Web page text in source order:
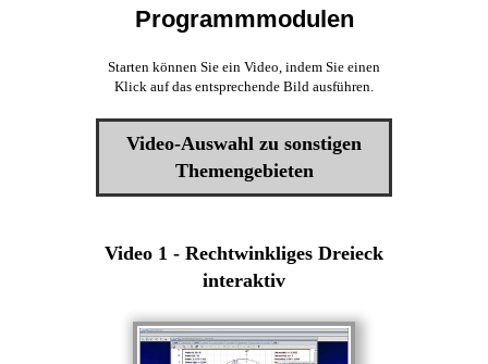
Programmmodulen
Starten können Sie ein Video, indem Sie einen
Klick auf das entsprechende Bild ausführen.
Video-Auswahl zu sonstigen
Themengebieten
Video 1 - Rechtwinkliges Dreieck
interaktiv